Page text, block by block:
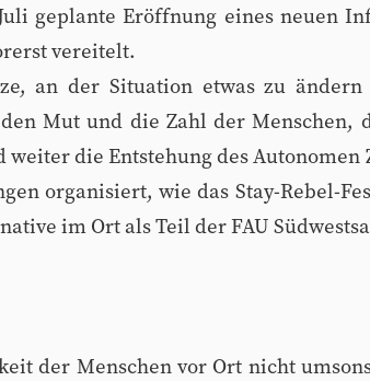
geplante Eröffnung eines neuen
vereitelt.
an der Situation etwas zu
Mut und die Zahl der Menschen,
die Entstehung des Autonomen
organisiert, wie das Stay-Rebel-
im Ort als Teil der FAU
der Menschen vor Ort nicht